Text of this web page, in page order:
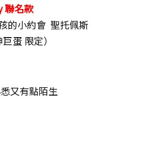
聯名款
的小約會 聖托佩斯
蛋 限定）
又有點陌生